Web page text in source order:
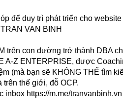
để duy trì phát triển cho
VAN BINH
trên con đường trở thành DBA
A-Z ENTERPRISE, được
(mà bạn sẽ KHÔNG THỂ tìm
trên thế giới, đỗ OCP.
inbox https://m.me/tranvanbinh.vn